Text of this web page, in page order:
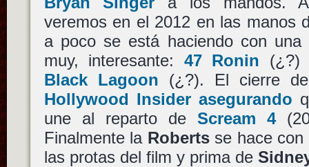
veremos en el 2012 en las manos
a poco se está haciendo con
muy, interesante: 47 Ronin
Black Lagoon (¿?). El cierre
Hollywood Insider asegurando
une al reparto de Scream 4
Finalmente la Robertsse hace
las protas del film y prima de